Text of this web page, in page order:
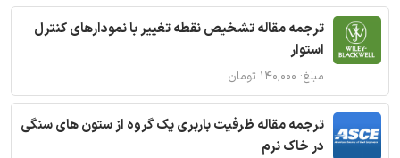
ترجمه مقاله تشخیص نقطه تغییر با نمودارهای کنترل
استوار
مبلغ: ۱۴۰,۰۰۰ تومان
ترجمه مقاله ظرفیت باربری یک گروه از ستون های سنگی
در خاک نرم